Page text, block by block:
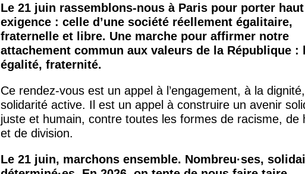
Le 21 juin rassemblons-nous à Paris pour porter
exigence : celle d’une société réellement égalitaire,
fraternelle et libre. Une marche pour affirmer notre
attachement commun aux valeurs de la République :
égalité, fraternité.
Ce rendez-vous est un appel à l’engagement, à la
solidarité active. Il est un appel à construire un avenir
juste et humain, contre toutes les formes de racisme, de
et de division.
Le 21 juin, marchons ensemble. Nombreu·ses,